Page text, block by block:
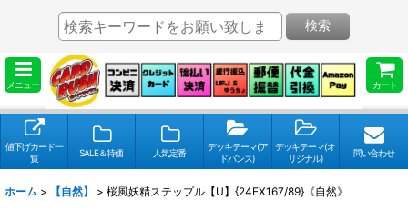
メニュー カート
検索
値下げカード一
覧
SALE＆特価 人気定番
デッキテーマ(ア
ドバンス)
デッキテーマ(オ
リジナル)
問い合わせ
ホーム > 【自然】 > 桜風妖精ステップル【U】{24EX167/89}《自然》